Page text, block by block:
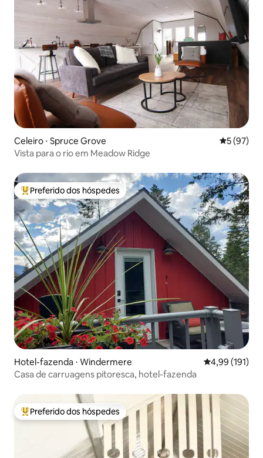
Celeiro ⋅ Spruce Grove 5 de uma
5 (97)
Vista para o rio em Meadow Ridge
Entre os melhores preferidos dos hóspedes
Preferido dos hóspedes
Hotel-fazenda ⋅ Windermere 4,99 de uma
4,99 (191)
Casa de carruagens pitoresca, hotel-fazenda
Entre os melhores preferidos dos hóspedes
Preferido dos hóspedes